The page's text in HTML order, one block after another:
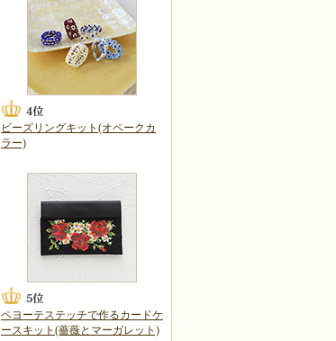
ビーズリングキット(オペークカ
ラー)
ペヨーテステッチで作るカードケ
ースキット(薔薇とマーガレット)